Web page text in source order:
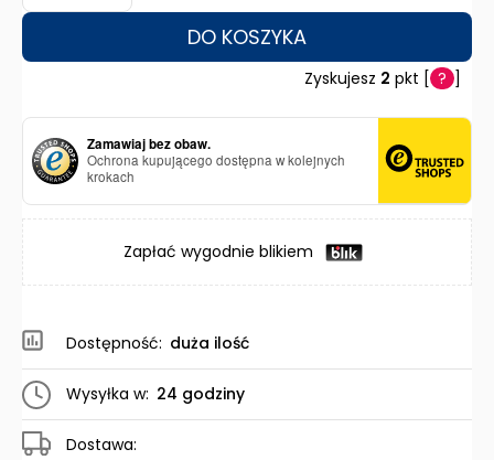
DO KOSZYKA
Zyskujesz 2 pkt [ ? ]
Zamawiaj bez obaw.
Ochrona kupującego dostępna w kolejnych
krokach
Zapłać wygodnie blikiem
Dostępność: duża ilość
Wysyłka w: 24 godziny
Dostawa: